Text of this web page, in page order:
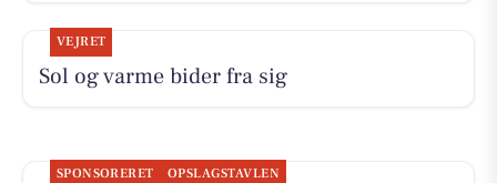
VEJRET
Sol og varme bider fra sig
SPONSORERET OPSLAGSTAVLEN